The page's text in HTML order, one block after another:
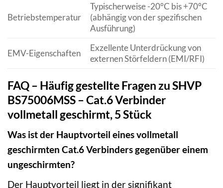
Betriebstemperatur
Typischerweise -20°C bis +70°C
(abhängig von der spezifischen
Ausführung)
EMV-Eigenschaften
Exzellente Unterdrückung von
externen Störfeldern (EMI/RFI)
FAQ – Häufig gestellte Fragen zu SHVP
BS75006MSS – Cat.6 Verbinder
vollmetall geschirmt, 5 Stück
Was ist der Hauptvorteil eines vollmetall
geschirmten Cat.6 Verbinders gegenüber einem
ungeschirmten?
Der Hauptvorteil liegt in der signifikant